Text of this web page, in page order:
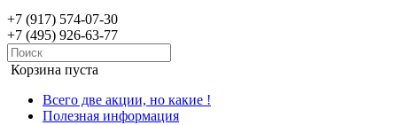
+7 (917) 574-07-30
+7 (495) 926-63-77
Корзина пуста
Всего две акции, но какие !
Полезная информация